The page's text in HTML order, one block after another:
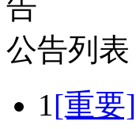
公告列表
1[重要]